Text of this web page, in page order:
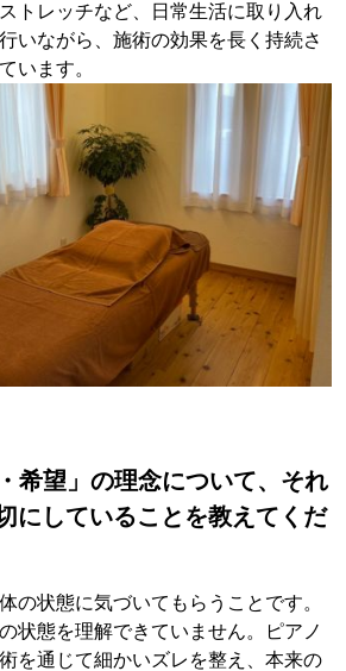
トレッチなど、日常生活に取り入れ
いながら、施術の効果を長く持続さ
います。
希望」の理念について、それ
にしていることを教えてくだ
の状態に気づいてもらうことです。
状態を理解できていません。ピアノ
を通じて細かいズレを整え、本来の